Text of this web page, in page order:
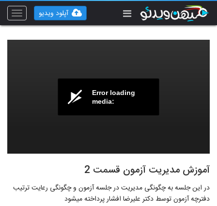
Toggle
آپلود ویدیو
Error loading
media:
آموزش مدیریت آزمون قسمت 2
در این جلسه به چگونگی مدیریت در جلسه آزمون و چگونگی رعایت ترتیب
دفترچه آزمون توسط دکتر علیرضا افشار پرداخته میشود